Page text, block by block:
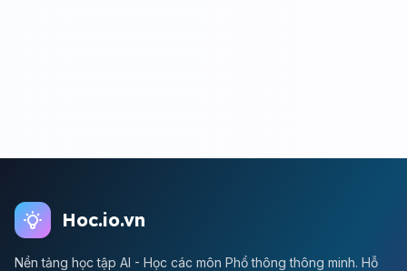
Hoc.io.vn
Nền tảng học tập AI - Học các môn Phổ thông thông minh. Hỗ